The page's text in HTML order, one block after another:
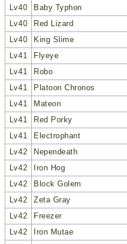
Lv40
Baby Typhon
Lv40
Red Lizard
Lv40
King Slime
Lv41
Flyeye
Lv41
Robo
Lv41
Platoon Chronos
Lv41
Mateon
Lv41
Red Porky
Lv41
Electrophant
Lv42
Nependeath
Lv42
Iron Hog
Lv42
Block Golem
Lv42
Zeta Gray
Lv42
Freezer
Lv42
Iron Mutae